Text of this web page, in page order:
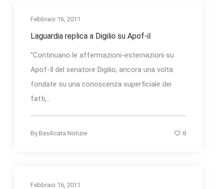
Febbraio 16, 2011
Laguardia replica a Digilio su Apof-il
“Continuano le affermazioni-esternazioni su
Apof-Il del senatore Digilio, ancora una volta
fondate su una conoscenza superficiale dei
fatti,...
By Basilicata Notizie 8
Febbraio 16, 2011